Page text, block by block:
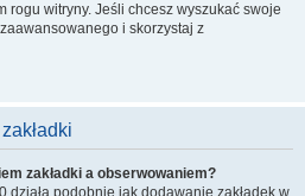
rogu witryny. Jeśli chcesz wyszukać swoje
i skorzystaj z
zakładki a obserwowaniem?
działa podobnie jak dodawanie zakładek w